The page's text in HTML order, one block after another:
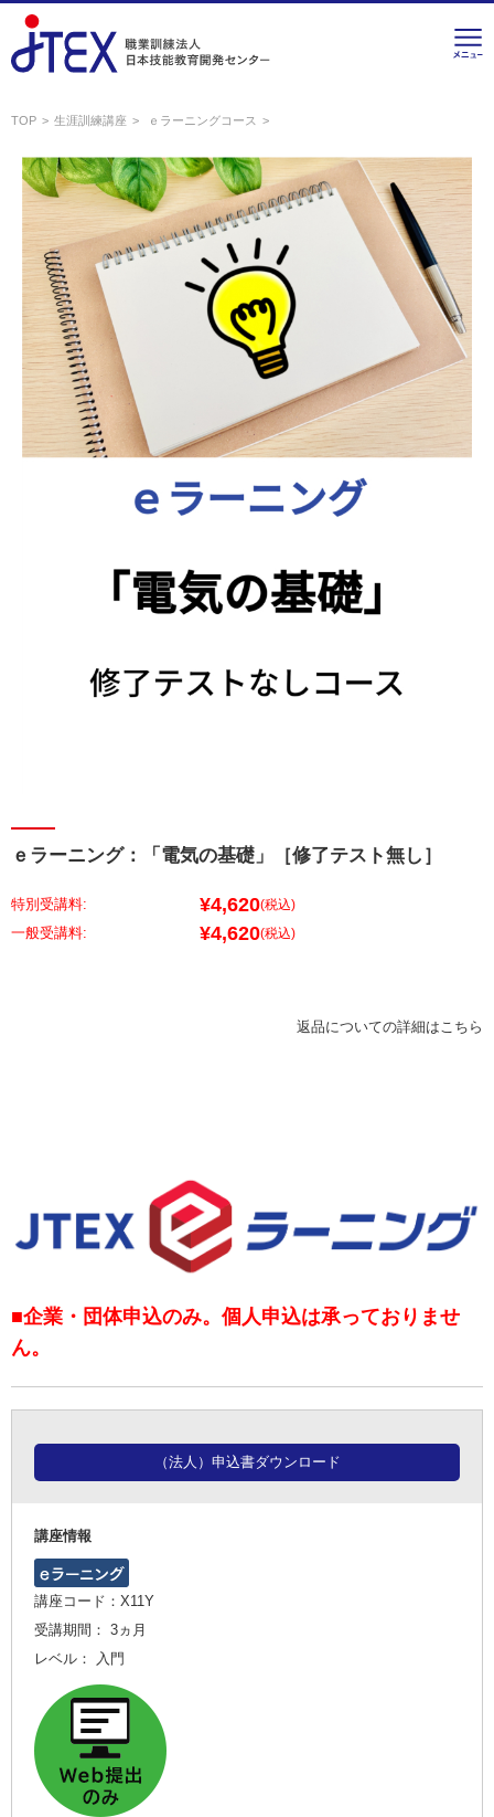
TOP 生涯訓練講座 ｅラーニングコース
ｅラーニング：「電気の基礎」［修了テスト無し］
特別受講料: ¥4,620(税込)
¥4,620(税込)
返品についての詳細はこちら
■企業・団体申込のみ。個人申込は承っておりませ
ん。
（法人）申込書ダウンロード
講座情報
講座コード：X11Y
受講期間： 3ヵ月
レベル： 入門